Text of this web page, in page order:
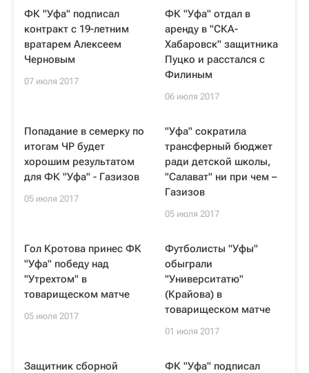
ФК "Уфа" подписал
контракт с 19-летним
вратарем Алексеем
Черновым
07 июля 2017
ФК "Уфа" отдал в
аренду в "СКА-
Хабаровск" защитника
Пуцко и расстался с
Филиным
06 июля 2017
Попадание в семерку по
итогам ЧР будет
хорошим результатом
для ФК "Уфа" - Газизов
05 июля 2017
"Уфа" сократила
трансферный бюджет
ради детской школы,
"Салават" ни при чем –
Газизов
05 июля 2017
Гол Кротова принес ФК
"Уфа" победу над
"Утрехтом" в
товарищеском матче
05 июля 2017
Футболисты "Уфы"
обыграли
"Университатю"
(Крайова) в
товарищеском матче
01 июля 2017
Защитник сборной
ФК "Уфа" подписал